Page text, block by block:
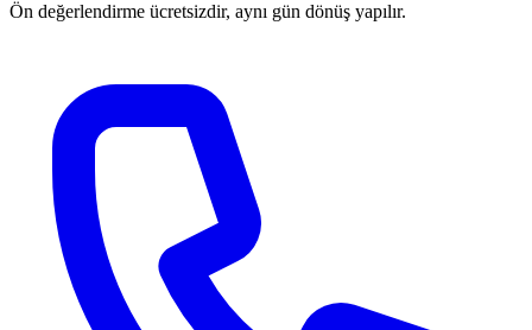
Ön değerlendirme ücretsizdir, aynı gün dönüş yapılır.